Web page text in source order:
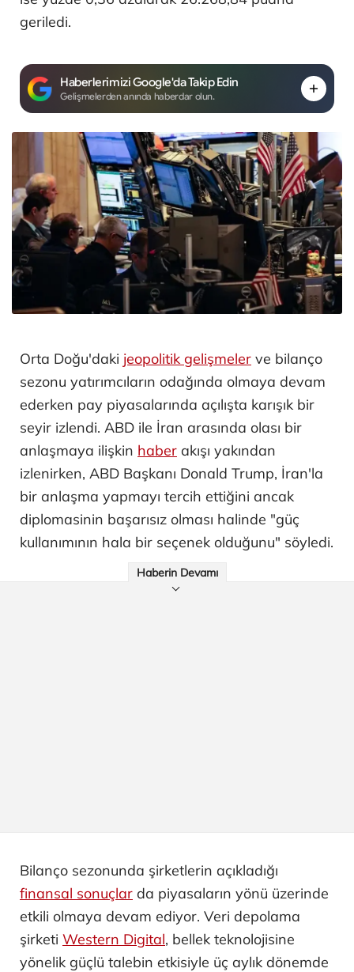
geriledi.
Haberlerimizi Google'da Takip Edin
Gelişmelerden anında haberdar olun.
Orta Doğu'daki jeopolitik gelişmeler ve bilanço
sezonu yatırımcıların odağında olmaya devam
ederken pay piyasalarında açılışta karışık bir
seyir izlendi. ABD ile İran arasında olası bir
anlaşmaya ilişkin haber akışı yakından
izlenirken, ABD Başkanı Donald Trump, İran'la
bir anlaşma yapmayı tercih ettiğini ancak
diplomasinin başarısız olması halinde "güç
kullanımının hala bir seçenek olduğunu" söyledi.
Haberin Devamı
Bilanço sezonunda şirketlerin açıkladığı
finansal sonuçlar da piyasaların yönü üzerinde
etkili olmaya devam ediyor. Veri depolama
şirketi Western Digital, bellek teknolojisine
yönelik güçlü talebin etkisiyle üç aylık dönemde